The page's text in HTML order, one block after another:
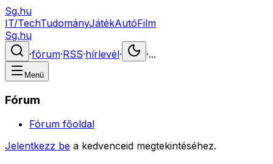
Sg.hu
IT/TechTudományJátékAutóFilm
Sg.hu
·fórum·RSS·hírlevél· ·...
Menü
Fórum
Fórum főoldal
Jelentkezz be a kedvenceid megtekintéséhez.